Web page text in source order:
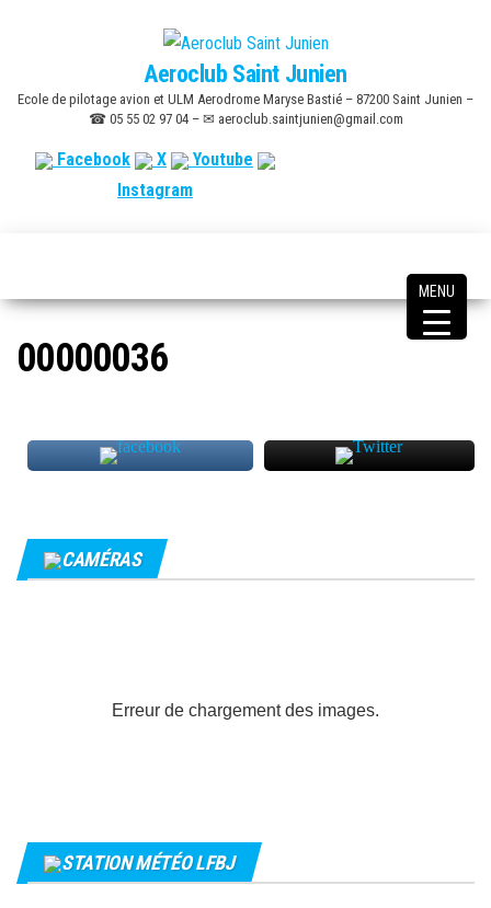
content
Aeroclub Saint Junien
Ecole de pilotage avion et ULM Aerodrome Maryse Bastié – 87200 Saint Junien –
☎ 05 55 02 97 04 – ✉ aeroclub.saintjunien@gmail.com
Facebook X
Youtube
Instagram
00000036
CAMÉRAS
Erreur de chargement des images.
STATION MÉTÉO LFBJ
MENU